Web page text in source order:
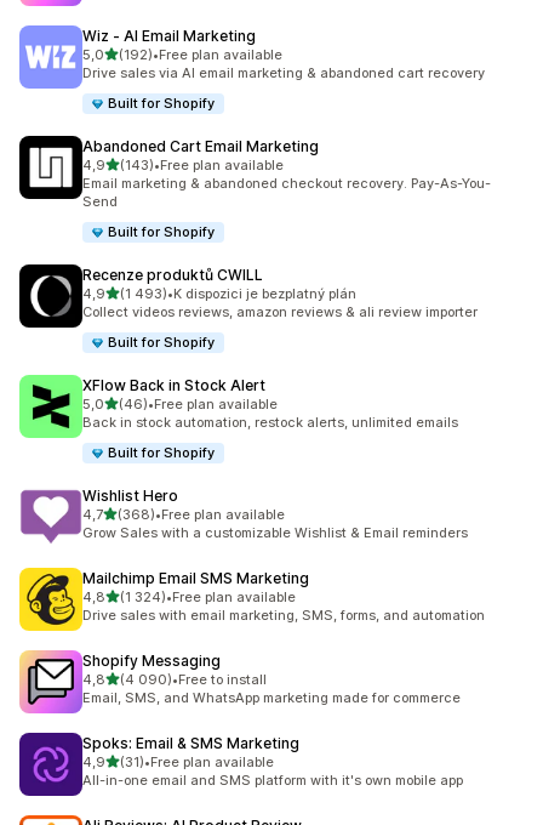
Wiz ‑ AI Email Marketing
5,0z 5 hvězd
(192)
Celkový počet recenzí: 192
•Free plan available
Drive sales via AI email marketing & abandoned cart recovery
Built for Shopify
Abandoned Cart Email Marketing
4,9z 5 hvězd
(143)
Celkový počet recenzí: 143
•Free plan available
Email marketing & abandoned checkout recovery. Pay-As-You-
Send
Built for Shopify
Recenze produktů CWILL
4,9z 5 hvězd
(1 493)
Celkový počet recenzí: 1493
•K dispozici je bezplatný plán
Collect videos reviews, amazon reviews & ali review importer
Built for Shopify
XFlow Back in Stock Alert
5,0z 5 hvězd
(46)
Celkový počet recenzí: 46
•Free plan available
Back in stock automation, restock alerts, unlimited emails
Built for Shopify
Wishlist Hero
4,7z 5 hvězd
(368)
Celkový počet recenzí: 368
•Free plan available
Grow Sales with a customizable Wishlist & Email reminders
Mailchimp Email SMS Marketing
4,8z 5 hvězd
(1 324)
Celkový počet recenzí: 1324
•Free plan available
Drive sales with email marketing, SMS, forms, and automation
Shopify Messaging
4,8z 5 hvězd
(4 090)
Celkový počet recenzí: 4090
•Free to install
Email, SMS, and WhatsApp marketing made for commerce
Spoks: Email & SMS Marketing
4,9z 5 hvězd
(31)
Celkový počet recenzí: 31
•Free plan available
All-in-one email and SMS platform with it's own mobile app